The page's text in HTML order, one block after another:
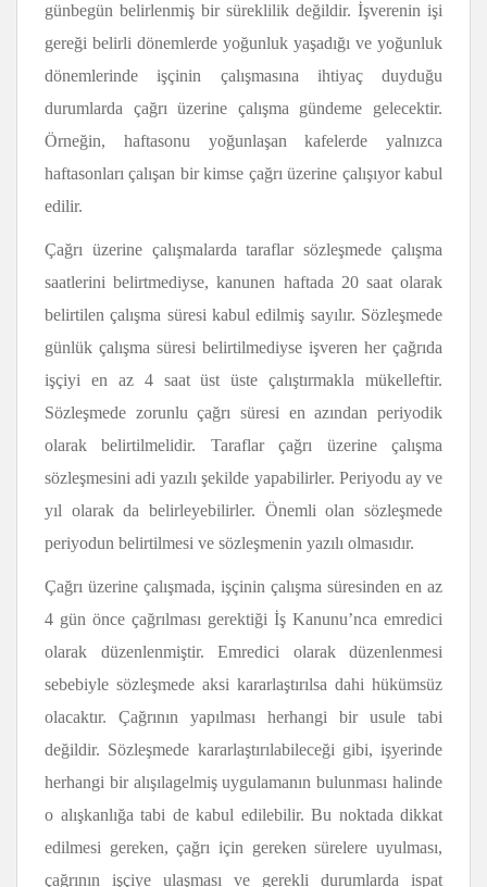
günbegün belirlenmiş bir süreklilik değildir. İşverenin işi
gereği belirli dönemlerde yoğunluk yaşadığı ve yoğunluk
dönemlerinde işçinin çalışmasına ihtiyaç duyduğu
durumlarda çağrı üzerine çalışma gündeme gelecektir.
Örneğin, haftasonu yoğunlaşan kafelerde yalnızca
haftasonları çalışan bir kimse çağrı üzerine çalışıyor kabul
edilir.
Çağrı üzerine çalışmalarda taraflar sözleşmede çalışma
saatlerini belirtmediyse, kanunen haftada 20 saat olarak
belirtilen çalışma süresi kabul edilmiş sayılır. Sözleşmede
günlük çalışma süresi belirtilmediyse işveren her çağrıda
işçiyi en az 4 saat üst üste çalıştırmakla mükelleftir.
Sözleşmede zorunlu çağrı süresi en azından periyodik
olarak belirtilmelidir. Taraflar çağrı üzerine çalışma
sözleşmesini adi yazılı şekilde yapabilirler. Periyodu ay ve
yıl olarak da belirleyebilirler. Önemli olan sözleşmede
periyodun belirtilmesi ve sözleşmenin yazılı olmasıdır.
Çağrı üzerine çalışmada, işçinin çalışma süresinden en az
4 gün önce çağrılması gerektiği İş Kanunu’nca emredici
olarak düzenlenmiştir. Emredici olarak düzenlenmesi
sebebiyle sözleşmede aksi kararlaştırılsa dahi hükümsüz
olacaktır. Çağrının yapılması herhangi bir usule tabi
değildir. Sözleşmede kararlaştırılabileceği gibi, işyerinde
herhangi bir alışılagelmiş uygulamanın bulunması halinde
o alışkanlığa tabi de kabul edilebilir. Bu noktada dikkat
edilmesi gereken, çağrı için gereken sürelere uyulması,
çağrının işçiye ulaşması ve gerekli durumlarda ispat